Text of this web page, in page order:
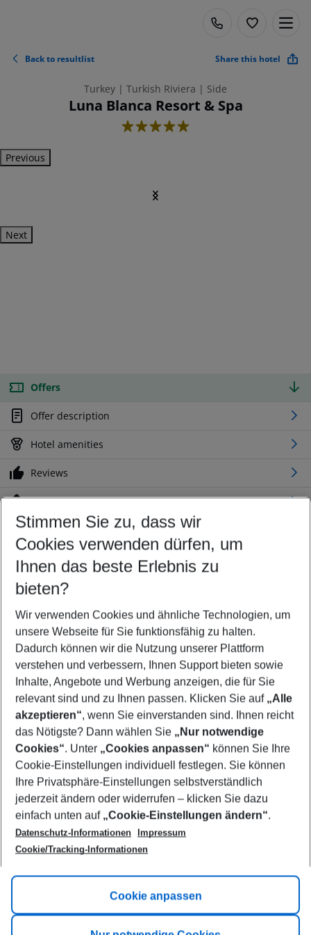
Back to resultlist Share this hotel
Turkey | Turkish Riviera | Side
Luna Blanca Resort & Spa
5
Previous
Next
Offers
Offer description
Hotel amenities
Reviews
Location
Customize your offer
Find the perfect deal which suits your best
Your departure airport
Any airport
Select your date range
08/08/26–06/08/27 5-8 nights
Who will travel
2 adults No children
Show more filter
Footer
Footer navigation
Title A
Link A
Stimmen Sie zu, dass wir
Cookies verwenden dürfen, um
Ihnen das beste Erlebnis zu
bieten?
Wir verwenden Cookies und ähnliche Technologien, um
unsere Webseite für Sie funktionsfähig zu halten.
Dadurch können wir die Nutzung unserer Plattform
verstehen und verbessern, Ihnen Support bieten sowie
Inhalte, Angebote und Werbung anzeigen, die für Sie
relevant sind und zu Ihnen passen. Klicken Sie auf „Alle
akzeptieren“, wenn Sie einverstanden sind. Ihnen reicht
das Nötigste? Dann wählen Sie „Nur notwendige
Cookies“. Unter „Cookies anpassen“ können Sie Ihre
Cookie-Einstellungen individuell festlegen. Sie können
Ihre Privatsphäre-Einstellungen selbstverständlich
jederzeit ändern oder widerrufen – klicken Sie dazu
einfach unten auf „Cookie-Einstellungen ändern“.
Datenschutz-Informationen
Impressum
Cookie/Tracking-Informationen
Cookie anpassen